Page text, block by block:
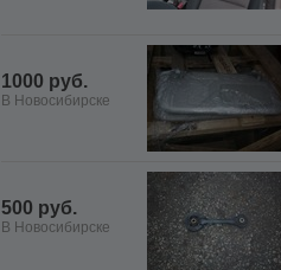
1000 руб.
В Новосибирске
500 руб.
В Новосибирске